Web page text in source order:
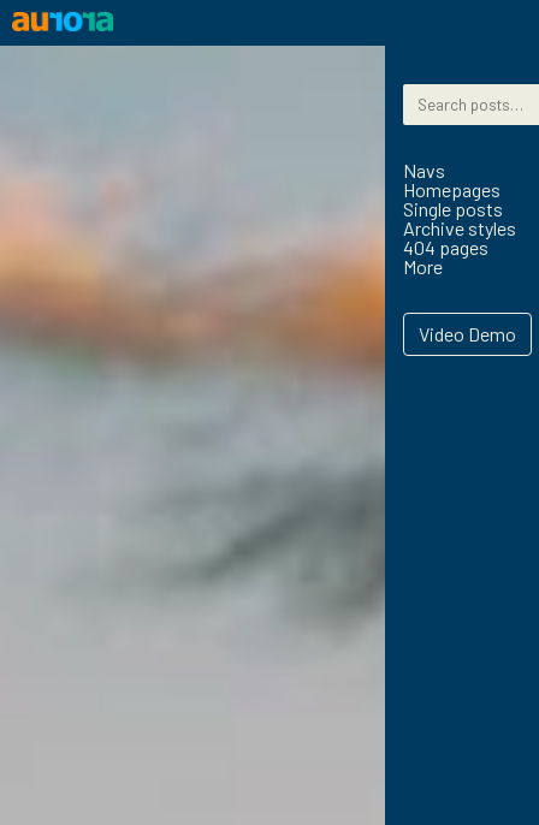
Skip to content
Search for:
Navs
Homepages
Single posts
Archive styles
404 pages
More
Video Demo